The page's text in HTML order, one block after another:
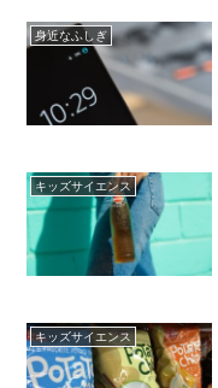
身近なふしぎ
キッズサイエンス
キッズサイエンス